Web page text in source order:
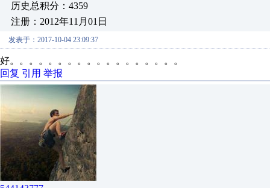
历史总积分：4359
注册：2012年11月01日
发表于：2017-10-04 23:09:37
好。。。。。。。。。。。。。。。。。。
回复 引用 举报